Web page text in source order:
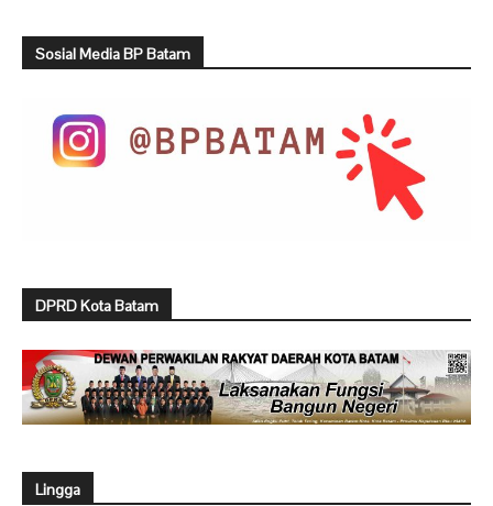
Sosial Media BP Batam
DPRD Kota Batam
Lingga